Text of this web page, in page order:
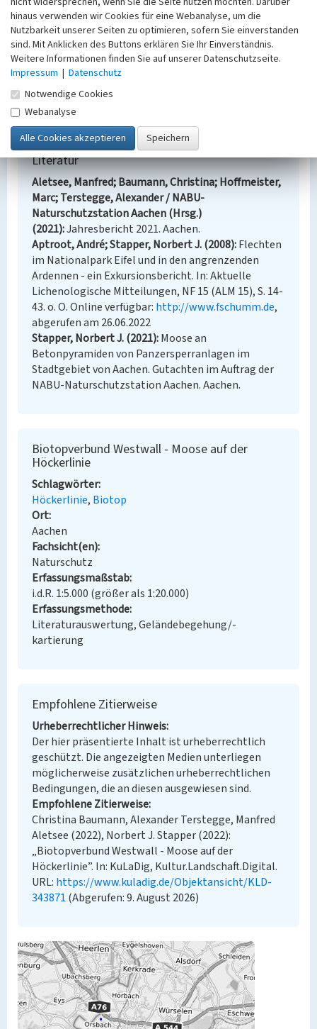
(Christina Baumann, Alexander Terstegge, Manfred
Aletsee, NABU-Naturschutzstation-Aachen, 2022 /
Norbert J. Stapper, Büro für ökologische Studien,
Monheim am Rhein, 2022)
Internet
naturschutzstation-aachen.de
– der Westwall (abgerufen 26.06.2022)
Literatur
Aletsee, Manfred; Baumann, Christina; Hoffmeister,
Marc; Terstegge, Alexander / NABU-
Naturschutzstation Aachen (Hrsg.)
(2021) Jahresbericht 2021. Aachen.
Aptroot, André; Stapper, Norbert J. (2008) Flechten
im Nationalpark Eifel und in den angrenzenden
Ardennen - ein Exkursionsbericht. In: Aktuelle
Lichenologische Mitteilungen, NF 15 (ALM 15), S. 14-
43. o. O. Online verfügbar: http://www.fschumm.de,
abgerufen am 26.06.2022
Stapper, Norbert J. (2021) Moose an
Betonpyramiden von Panzersperranlagen im
Stadtgebiet von Aachen. Gutachten im Auftrag der
NABU-Naturschutzstation Aachen. Aachen.
Biotopverbund Westwall - Moose auf der
Höckerlinie
Schlagwörter
Höckerlinie Biotop
Ort
Aachen
Fachsicht(en)
Naturschutz
Erfassungsmaßstab
i.d.R. 1:5.000 (größer als 1:20.000)
Erfassungsmethode
Literaturauswertung, Geländebegehung/-
kartierung
Empfohlene Zitierweise
Urheberrechtlicher Hinweis
Der hier präsentierte Inhalt ist urheberrechtlich
geschützt. Die angezeigten Medien unterliegen
möglicherweise zusätzlichen urheberrechtlichen
Bedingungen, die an diesen ausgewiesen sind.
Empfohlene Zitierweise
Christina Baumann, Alexander Terstegge, Manfred
Aletsee (2022), Norbert J. Stapper (2022):
„Biotopverbund Westwall - Moose auf der
Höckerlinie”. In: KuLaDig, Kultur.Landschaft.Digital.
URL: https://www.kuladig.de/Objektansicht/KLD-
343871 (Abgerufen: 9. August 2026)
hinaus verwenden wir Cookies für eine Webanalyse, um die
Nutzbarkeit unserer Seiten zu optimieren, sofern Sie einverstanden
sind. Mit Anklicken des Buttons erklären Sie Ihr Einverständnis.
Weitere Informationen finden Sie auf unserer Datenschutzseite.
Impressum | Datenschutz
Notwendige Cookies
Webanalyse